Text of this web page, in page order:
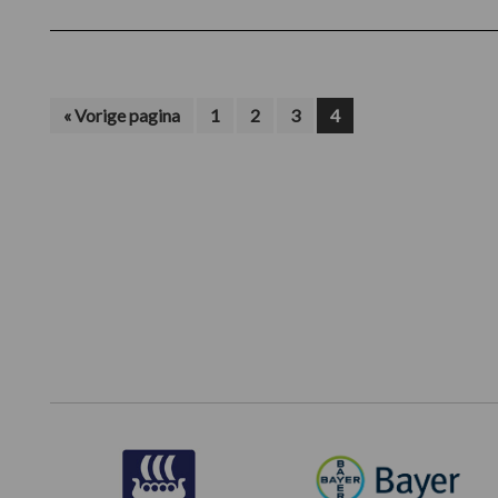
«Ga
Vorige pagina Pagina
1 Pagina
2 Pagina
3 Pagina
4